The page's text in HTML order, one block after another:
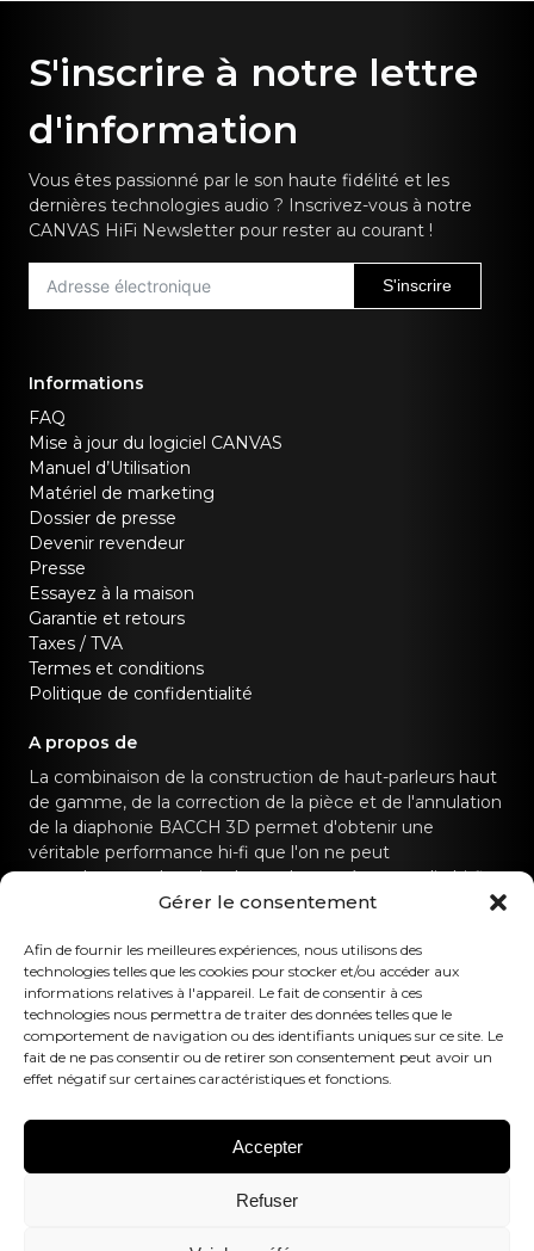
Gérer le consentement
Afin de fournir les meilleures expériences, nous utilisons des
technologies telles que les cookies pour stocker et/ou accéder aux
informations relatives à l'appareil. Le fait de consentir à ces
technologies nous permettra de traiter des données telles que le
comportement de navigation ou des identifiants uniques sur ce site. Le
fait de ne pas consentir ou de retirer son consentement peut avoir un
effet négatif sur certaines caractéristiques et fonctions.
Accepter
Refuser
S'inscrire à notre lettre
d'information
Vous êtes passionné par le son haute fidélité et les
dernières technologies audio ? Inscrivez-vous à notre
CANVAS HiFi Newsletter pour rester au courant !
S'inscrire
Informations
FAQ
Mise à jour du logiciel CANVAS
Manuel d’Utilisation
Matériel de marketing
Dossier de presse
Devenir revendeur
Presse
Essayez à la maison
Garantie et retours
Taxes / TVA
Termes et conditions
Politique de confidentialité
A propos de
La combinaison de la construction de haut-parleurs haut
de gamme, de la correction de la pièce et de l'annulation
de la diaphonie BACCH 3D permet d'obtenir une
véritable performance hi-fi que l'on ne peut
normalement obtenir qu'avec des systèmes audio hi-fi
Contactez-nous
hello@canvashifi.com Appeler le +45 29 75 00 45
CANVAS HiFi ApS
Flade Engvej 4
Numéro de TVA :DK43519425